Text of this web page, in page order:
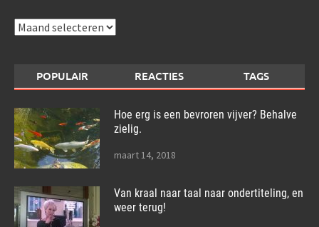
Archieven
POPULAIR REACTIES TAGS
Hoe erg is een bevroren vijver? Behalve
zielig.
maart 14, 2018
Van kraal naar taal naar ondertiteling, en
weer terug!